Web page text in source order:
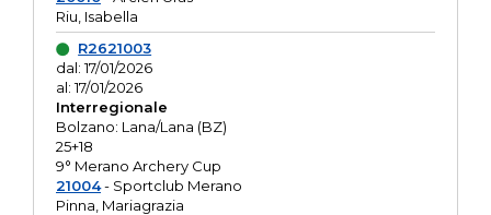
Riu, Isabella
R2621003
dal: 17/01/2026
al: 17/01/2026
Interregionale
Bolzano: Lana/Lana (BZ)
25+18
9° Merano Archery Cup
21004- Sportclub Merano
Pinna, Mariagrazia